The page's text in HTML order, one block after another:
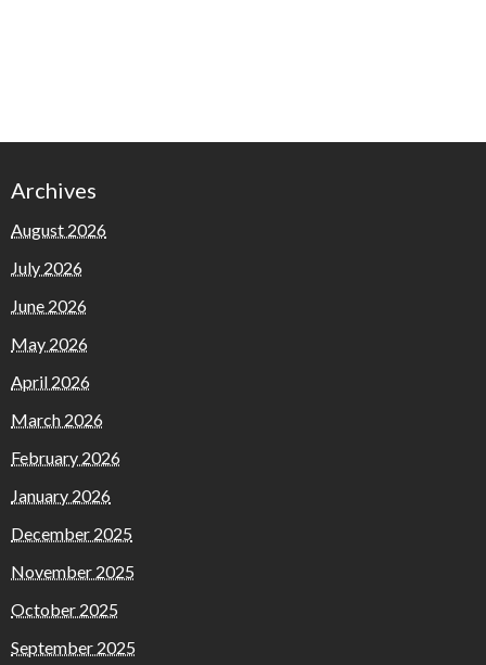
Archives
August 2026
July 2026
June 2026
May 2026
April 2026
March 2026
February 2026
January 2026
December 2025
November 2025
October 2025
September 2025